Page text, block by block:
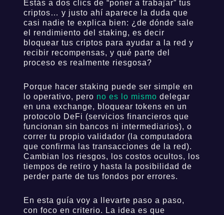
Estás a dos clics de “poner a trabajar” tus
criptos… y justo ahí aparece la duda que
casi nadie te explica bien: ¿de dónde sale
el rendimiento del staking, es decir
bloquear tus criptos para ayudar a la red y
recibir recompensas, y qué parte del
proceso es realmente riesgosa?
Porque hacer staking puede ser simple en
lo operativo, pero no es lo mismo delegar
en una exchange, bloquear tokens en un
protocolo DeFi (servicios financieros que
funcionan sin bancos ni intermediarios), o
correr tu propio validador (la computadora
que confirma las transacciones de la red).
Cambian los riesgos, los costos ocultos, los
tiempos de retiro y hasta la posibilidad de
perder parte de tus fondos por errores.
En esta guía voy a llevarte paso a paso,
con foco en criterio. La idea es que